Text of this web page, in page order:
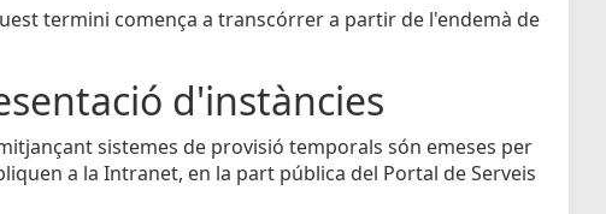
termini comença a transcórrer a partir de l'endemà de
d'instàncies
sistemes de provisió temporals són emeses per
a la Intranet, en la part pública del Portal de Serveis